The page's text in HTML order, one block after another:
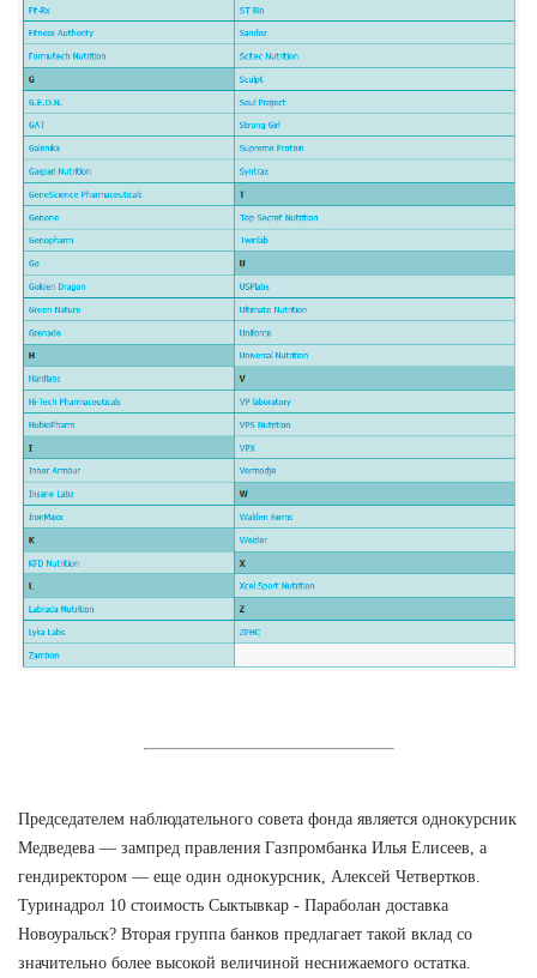
Председателем наблюдательного совета фонда является однокурсник
Медведева — зампред правления Газпромбанка Илья Елисеев, а
гендиректором — еще один однокурсник, Алексей Четвертков.
Туринадрол 10 стоимость Сыктывкар - Параболан доставка
Новоуральск? Вторая группа банков предлагает такой вклад со
значительно более высокой величиной неснижаемого остатка.